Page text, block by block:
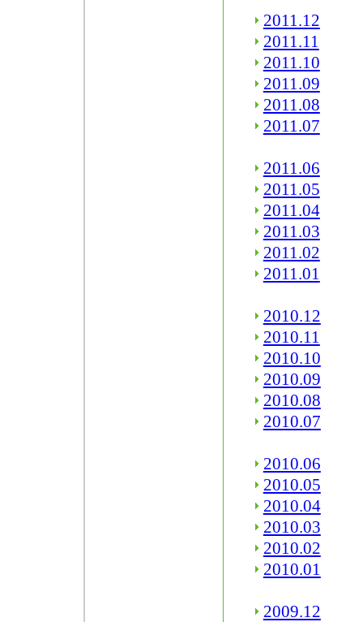
2011.12
2011.11
2011.10
2011.09
2011.08
2011.07
2011.06
2011.05
2011.04
2011.03
2011.02
2011.01
2010.12
2010.11
2010.10
2010.09
2010.08
2010.07
2010.06
2010.05
2010.04
2010.03
2010.02
2010.01
2009.12